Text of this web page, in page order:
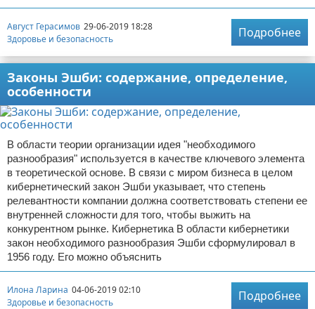
Август Герасимов 29-06-2019 18:28
Здоровье и безопасность
Подробнее
Законы Эшби: содержание, определение,
особенности
В области теории организации идея "необходимого
разнообразия" используется в качестве ключевого элемента
в теоретической основе. В связи с миром бизнеса в целом
кибернетический закон Эшби указывает, что степень
релевантности компании должна соответствовать степени ее
внутренней сложности для того, чтобы выжить на
конкурентном рынке. Кибернетика В области кибернетики
закон необходимого разнообразия Эшби сформулировал в
1956 году. Его можно объяснить
Илона Ларина 04-06-2019 02:10
Здоровье и безопасность
Подробнее